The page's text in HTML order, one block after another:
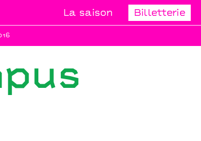
La saison Billetterie